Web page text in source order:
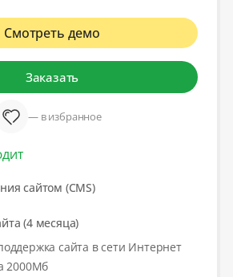
Смотреть демо
Заказать
— в избранное
сайтом (CMS)
(4 месяца)
сайта в сети Интернет
2000Мб